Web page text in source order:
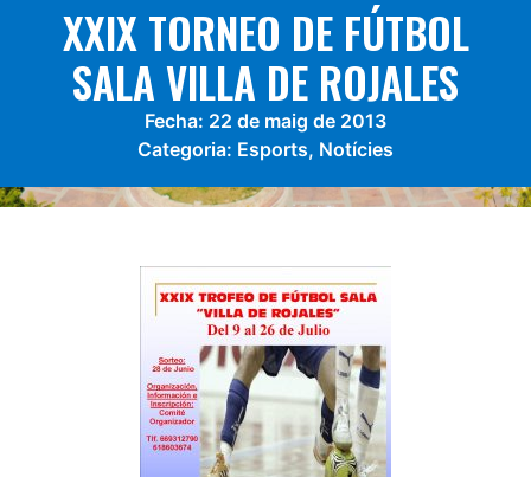
XXIX TORNEO DE FÚTBOL
SALA VILLA DE ROJALES
Fecha: 22 de maig de 2013
Categoria: Esports, Notícies